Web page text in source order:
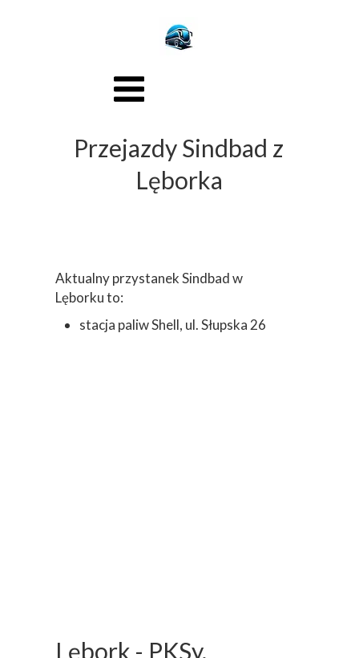
Aktualny przystanek Sindbad w
Lęborku to:
stacja paliw Shell, ul. Słupska 26
Lębork - PKSy,
Przejazdy Sindbad z
Lęborka